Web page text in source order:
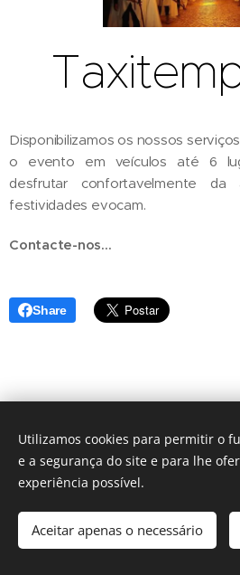
Disponibilizamos os nossos
o evento em veículos até 6
desfrutar confortavelmente da
festividades evocam.
Contacte-nos...
Share
© Taxitemplarios - Todos os
Privacidade & Cookies. Licença
Desenvolvido por
Utilizamos cookies para permitir o
e a segurança do site e para lhe
experiência possível.
Aceitar apenas o necessário